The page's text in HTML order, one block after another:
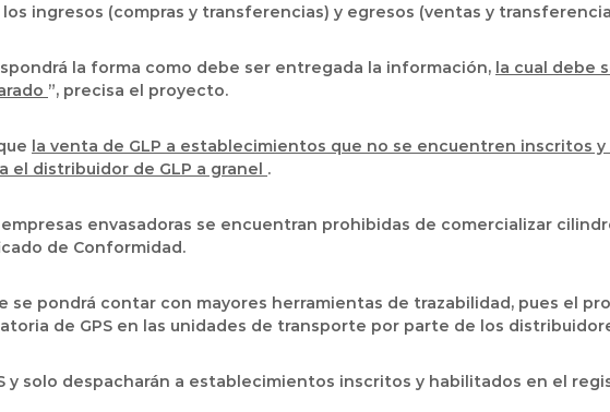
ingresos (compras y transferencias) y egresos (ventas y
la forma como debe ser entregada la información, la cual debe
”, precisa el proyecto.
la venta de GLP a establecimientos que no se encuentren inscritos
distribuidor de GLP a granel .
envasadoras se encuentran prohibidas de comercializar
de Conformidad.
pondrá contar con mayores herramientas de trazabilidad, pues el
de GPS en las unidades de transporte por parte de los
y solo despacharán a establecimientos inscritos y habilitados en el